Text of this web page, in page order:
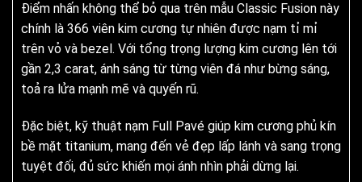
Điểm nhấn không thể bỏ qua trên mẫu Classic Fusion này
chính là 366 viên kim cương tự nhiên được nạm tỉ mỉ
trên vỏ và bezel. Với tổng trọng lượng kim cương lên tới
gần 2,3 carat, ánh sáng từ từng viên đá như bừng sáng,
toả ra lửa mạnh mẽ và quyến rũ.
Đặc biệt, kỹ thuật nạm Full Pavé giúp kim cương phủ kín
bề mặt titanium, mang đến vẻ đẹp lấp lánh và sang trọng
tuyệt đối, đủ sức khiến mọi ánh nhìn phải dừng lại.